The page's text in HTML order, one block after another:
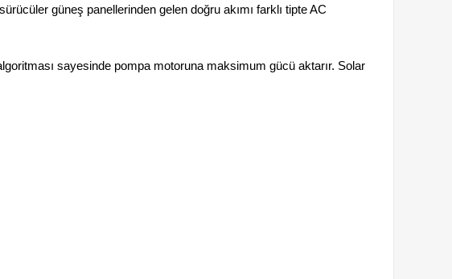
güneş panellerinden gelen doğru akımı farklı tipte AC
sayesinde pompa motoruna maksimum gücü aktarır. Solar